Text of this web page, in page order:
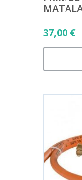
37,00 €